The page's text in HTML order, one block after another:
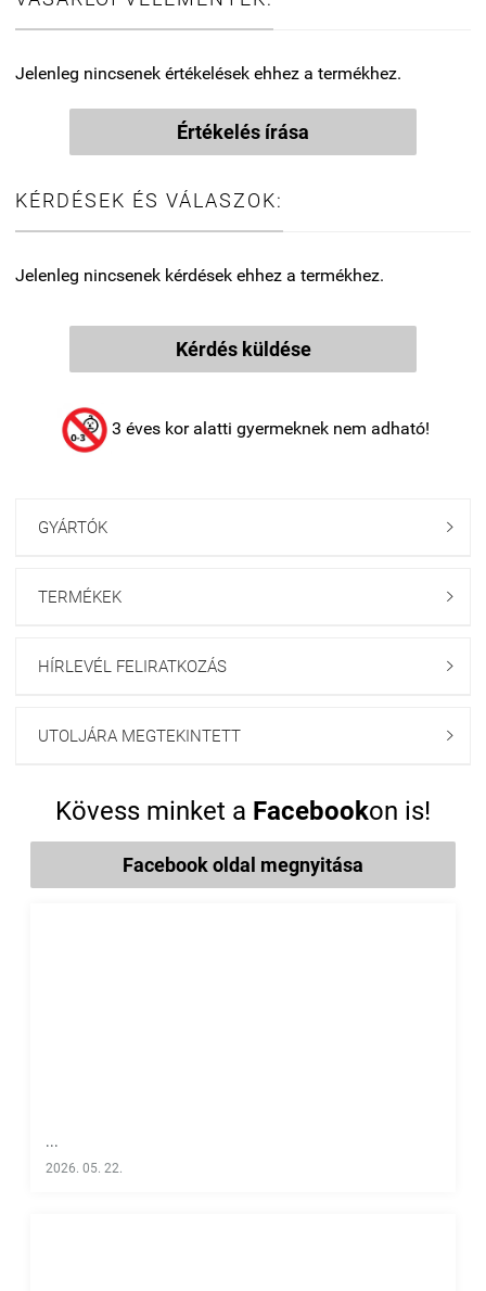
Jelenleg nincsenek értékelések ehhez a termékhez.
Értékelés írása
KÉRDÉSEK ÉS VÁLASZOK:
Jelenleg nincsenek kérdések ehhez a termékhez.
Kérdés küldése
3 éves kor alatti gyermeknek nem adható!
GYÁRTÓK 
TERMÉKEK 
HÍRLEVÉL FELIRATKOZÁS 
UTOLJÁRA MEGTEKINTETT 
Kövess minket a Facebookon is!
Facebook oldal megnyitása
...
2026. 05. 22.